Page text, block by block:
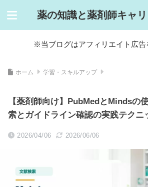
薬の知識と薬剤師キャ
※当ブログはアフィリエイト広
ホーム 学習・スキルアップ
【薬剤師向け】PubMedとMindsの
索とガイドライン確認の実践テクニ
2026/04/06 2026/06/06